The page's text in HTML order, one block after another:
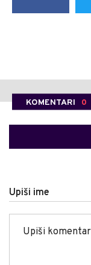
KOMENTARI 0
Upiši ime